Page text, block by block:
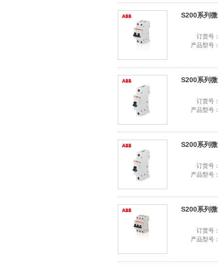
S200系列
订货号
产品型号
S200系列
订货号
产品型号
S200系列
订货号
产品型号
S200系列
订货号
产品型号